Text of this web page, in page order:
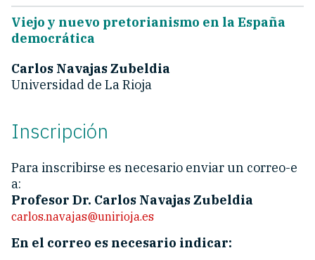
Viejo y nuevo pretorianismo en la España
democrática
Carlos Navajas Zubeldia
Universidad de La Rioja
Inscripción
Para inscribirse es necesario enviar un correo-e
a:
Profesor Dr. Carlos Navajas Zubeldia
carlos.navajas@unirioja.es
En el correo es necesario indicar: